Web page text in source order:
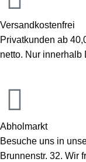
Versandkostenfrei
Privatkunden ab
netto. Nur innerhalb
Abholmarkt
Besuche uns in
Brunnenstr. 32. Wir